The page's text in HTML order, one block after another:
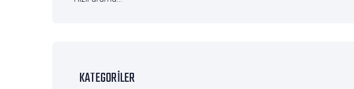
KATEGORILER